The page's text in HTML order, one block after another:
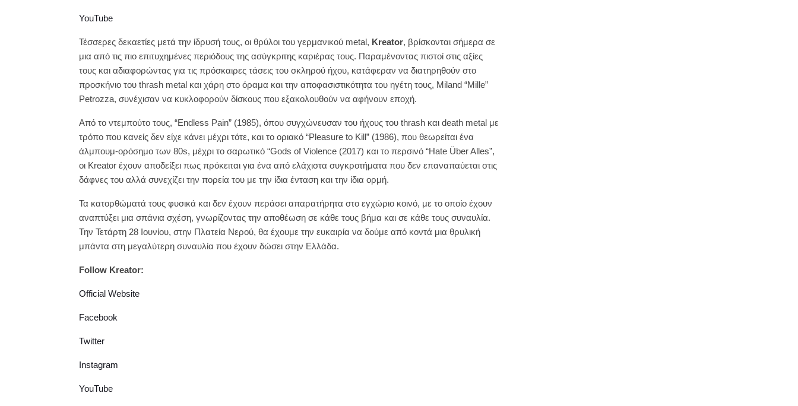
YouTube
Τέσσερες δεκαετίες μετά την ίδρυσή τους, οι θρύλοι του γερμανικού metal, Kreator, βρίσκονται σήμερα σε
μια από τις πιο επιτυχημένες περιόδους της ασύγκριτης καριέρας τους. Παραμένοντας πιστοί στις αξίες
τους και αδιαφορώντας για τις πρόσκαιρες τάσεις του σκληρού ήχου, κατάφεραν να διατηρηθούν στο
προσκήνιο του thrash metal και χάρη στο όραμα και την αποφασιστικότητα του ηγέτη τους, Miland “Mille”
Petrozza, συνέχισαν να κυκλοφορούν δίσκους που εξακολουθούν να αφήνουν εποχή.
Από το ντεμπούτο τους, “Endless Pain” (1985), όπου συγχώνευσαν του ήχους του thrash και death metal με
τρόπο που κανείς δεν είχε κάνει μέχρι τότε, και το οριακό “Pleasure to Kill” (1986), που θεωρείται ένα
άλμπουμ-ορόσημο των 80s, μέχρι το σαρωτικό “Gods of Violence (2017) και το περσινό “Hate Über Alles”,
οι Kreator έχουν αποδείξει πως πρόκειται για ένα από ελάχιστα συγκροτήματα που δεν επαναπαύεται στις
δάφνες του αλλά συνεχίζει την πορεία του με την ίδια ένταση και την ίδια ορμή.
Τα κατορθώματά τους φυσικά και δεν έχουν περάσει απαρατήρητα στο εγχώριο κοινό, με το οποίο έχουν
αναπτύξει μια σπάνια σχέση, γνωρίζοντας την αποθέωση σε κάθε τους βήμα και σε κάθε τους συναυλία.
Την Τετάρτη 28 Ιουνίου, στην Πλατεία Νερού, θα έχουμε την ευκαιρία να δούμε από κοντά μια θρυλική
μπάντα στη μεγαλύτερη συναυλία που έχουν δώσει στην Ελλάδα.
Follow Kreator:
Official Website
Facebook
Twitter
Instagram
YouTube